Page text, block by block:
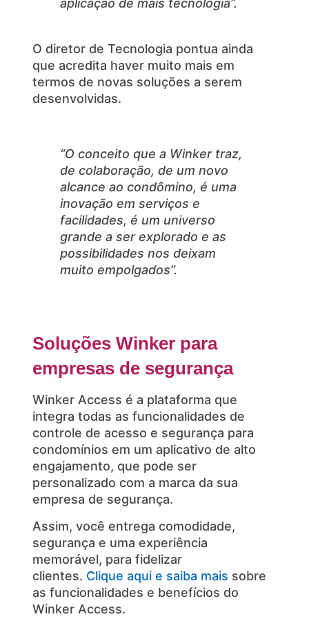
aplicação de mais tecnologia”.
O diretor de Tecnologia pontua ainda
que acredita haver muito mais em
termos de novas soluções a serem
desenvolvidas.
“O conceito que a Winker traz,
de colaboração, de um novo
alcance ao condômino, é uma
inovação em serviços e
facilidades, é um universo
grande a ser explorado e as
possibilidades nos deixam
muito empolgados”.
Soluções Winker para
empresas de segurança
Winker Access é a plataforma que
integra todas as funcionalidades de
controle de acesso e segurança para
condomínios em um aplicativo de alto
engajamento, que pode ser
personalizado com a marca da sua
empresa de segurança.
Assim, você entrega comodidade,
segurança e uma experiência
memorável, para fidelizar
clientes. Clique aqui e saiba mais sobre
as funcionalidades e benefícios do
Winker Access.